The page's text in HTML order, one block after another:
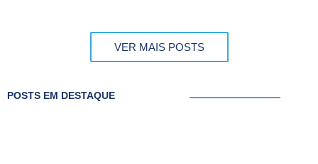
VER MAIS POSTS
POSTS EM DESTAQUE